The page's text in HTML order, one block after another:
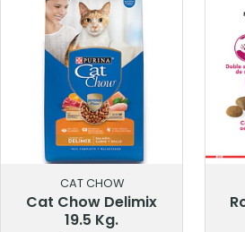
CAT CHOW
Cat Chow Delimix
19.5 Kg.